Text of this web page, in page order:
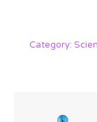
Category: